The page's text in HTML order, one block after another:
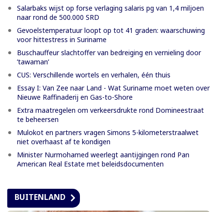
Salarbaks wijst op forse verlaging salaris pg van 1,4 miljoen
naar rond de 500.000 SRD
Gevoelstemperatuur loopt op tot 41 graden: waarschuwing
voor hittestress in Suriname
Buschauffeur slachtoffer van bedreiging en vernieling door
’tawaman’
CUS: Verschillende wortels en verhalen, één thuis
Essay I: Van Zee naar Land - Wat Suriname moet weten over
Nieuwe Raffinaderij en Gas-to-Shore
Extra maatregelen om verkeersdrukte rond Domineestraat
te beheersen
Mulokot en partners vragen Simons 5-kilometerstraalwet
niet overhaast af te kondigen
Minister Nurmohamed weerlegt aantijgingen rond Pan
American Real Estate met beleidsdocumenten
BUITENLAND